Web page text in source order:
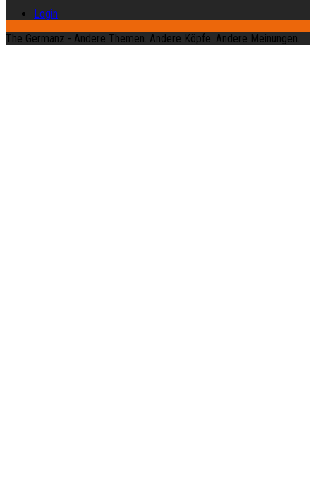
Login
The Germanz - Andere Themen. Andere Köpfe. Andere Meinungen.